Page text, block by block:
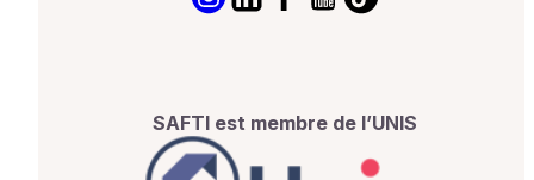
SAFTI est membre de l’UNIS